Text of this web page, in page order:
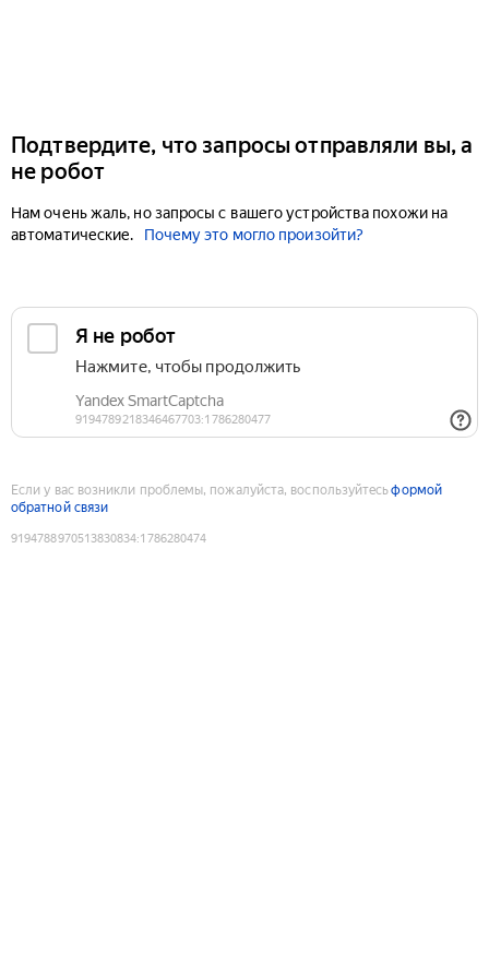
Подтвердите, что запросы отправляли вы, а
не робот
Нам очень жаль, но запросы с вашего устройства похожи на
автоматические.
Почему это могло произойти?
Если у вас возникли проблемы, пожалуйста, воспользуйтесьформой
обратной связи
9194788970513830834:1786280474